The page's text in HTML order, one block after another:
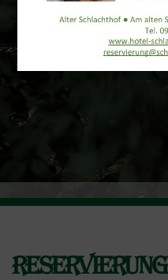
Reservierung